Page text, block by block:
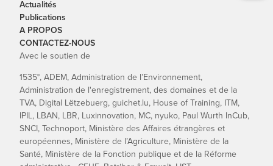
Actualités
Publications
A PROPOS
CONTACTEZ-NOUS
Avec le soutien de
1535°, ADEM, Administration de l’Environnement,
Administration de l'enregistrement, des domaines et de la
TVA, Digital Lëtzebuerg, guichet.lu, House of Training, ITM,
IPIL, LBAN, LBR, Luxinnovation, MC, nyuko, Paul Wurth InCub,
SNCI, Technoport, Ministère des Affaires étrangères et
européennes, Ministère de l’Agriculture, Ministère de la
Santé, Ministère de la Fonction publique et de la Réforme